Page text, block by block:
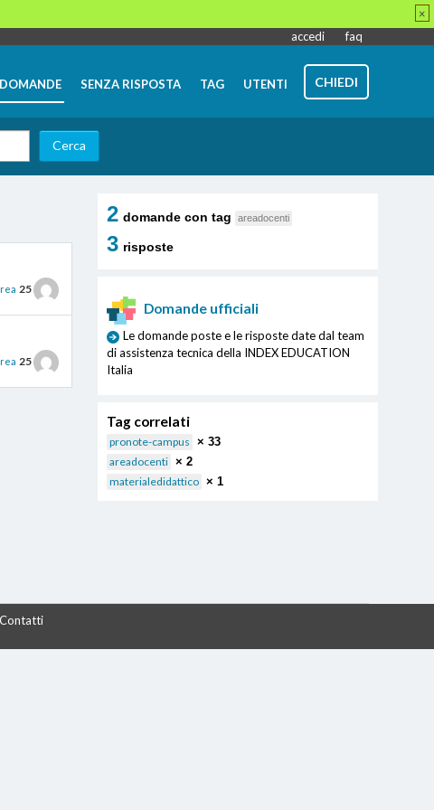
accedi faq
DOMANDE SENZA RISPOSTA TAG UTENTI CHIEDI
25
25
2 domande con tag areadocenti
3 risposte
Domande ufficiali
Le domande poste e le risposte date dal team
di assistenza tecnica della INDEX EDUCATION
Italia
Tag correlati
pronote-campus × 33
areadocenti × 2
materialedidattico × 1
Contatti
×